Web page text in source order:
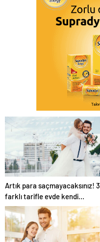
Artık para saçmayacaksınız! 3
farklı tarifle evde kendi
kremimizi yapıyoruz!